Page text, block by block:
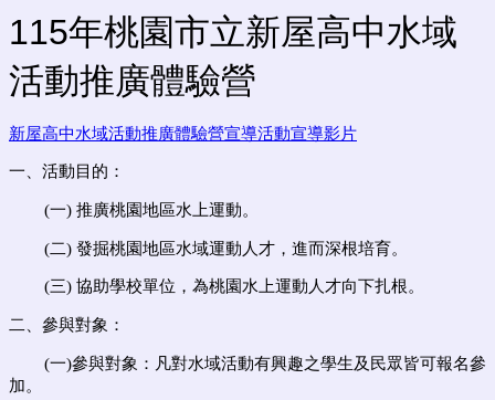
115年桃園市立新屋高中水域
活動推廣體驗營
新屋高中水域活動推廣體驗營宣導活動宣導影片
一、活動目的：
(一) 推廣桃園地區水上運動。
(二) 發掘桃園地區水域運動人才，進而深根培育。
(三) 協助學校單位，為桃園水上運動人才向下扎根。
二、參與對象：
(一)參與對象： 凡對水域活動有興趣之學生及民眾皆可報名參
加。